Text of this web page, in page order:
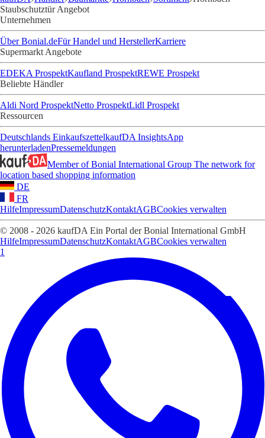
Staubschutztür Angebot
Unternehmen
Über Bonial.deFür Handel und HerstellerKarriere
Supermarkt Angebote
EDEKA ProspektKaufland ProspektREWE Prospekt
Beliebte Händler
Aldi Nord ProspektNetto ProspektLidl Prospekt
Ressourcen
Deutschlands EinkaufszettelkaufDA InsightsApp
herunterladenPressemeldungen
Member of Bonial International Group The network for
location based shopping information
DE
FR
HilfeImpressumDatenschutzKontaktAGBCookies verwalten
© 2008 - 2026 kaufDA Ein Portal der Bonial International GmbH
HilfeImpressumDatenschutzKontaktAGBCookies verwalten
1